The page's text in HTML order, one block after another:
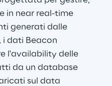
in near real-time
generati dalle
i dati Beacon
l'availability delle
da un database
sul data